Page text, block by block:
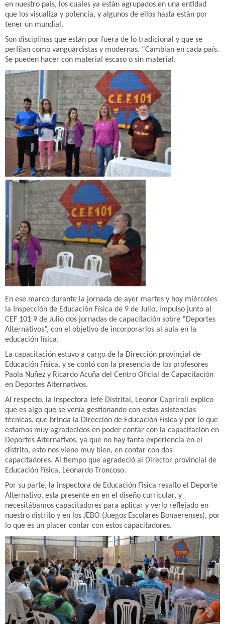
en nuestro pais, los cuales ya están agrupados en una entidad
que los visualiza y potencia, y algunos de ellos hasta están por
tener un mundial.
Son disciplinas que están por fuera de lo tradicional y que se
perfilan como vanguardistas y modernas. “Cambian en cada país.
Se pueden hacer con material escaso o sin material.
En ese marco durante la jornada de ayer martes y hoy miércoles
la Inspección de Educación Física de 9 de Julio, impulso junto al
CEF 101 9 de Julio dos jornadas de capacitación sobre “Deportes
Alternativos”, con el objetivo de incorporarlos al aula en la
educación física.
La capacitación estuvo a cargo de la Dirección provincial de
Educación Física, y se contó con la presencia de los profesores
Paola Nuñez y Ricardo Acuña del Centro Oficial de Capacitación
en Deportes Alternativos.
Al respecto, la Inspectora Jefe Distrital, Leonor Capriroli explico
que es algo que se venía gestionando con estas asistencias
técnicas, que brinda la Dirección de Educación Física y por lo que
estamos muy agradecidos en poder contar con la capacitación en
Deportes Alternativos, ya que no hay tanta experiencia en el
distrito, esto nos viene muy bien, en contar con dos
capacitadores. Al tiempo que agradeció al Director provincial de
Educación Física, Leonardo Troncoso.
Por su parte, la inspectora de Educación Fisica resalto el Deporte
Alternativo, esta presente en en el diseño curricular, y
necesitábamos capacitadores para aplicar y verlo reflejado en
nuestro distrito y en los JEBO (Juegos Escolares Bonaerenses), por
lo que es un placer contar con estos capacitadores.